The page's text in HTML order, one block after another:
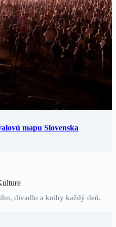
mapu Slovenska
divadlo a knihy každý deň.